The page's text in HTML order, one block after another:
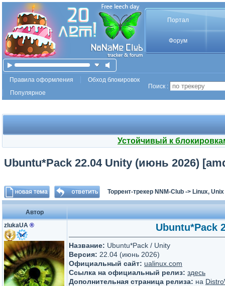
Портал
Форум
Правила оформления
Обход блокировок
Популярное
Поиск :
Устойчивый к
Ubuntu*Pack 22.04 Unity (июнь 2026)
Торрент-трекер NNM-Club -> Linux,
Автор
zlukaUA ® Ubuntu*Pack
Название: Ubuntu*Pack / Unity
Версия: 22.04 (июнь 2026)
Официальный сайт: ualinux.com
Ссылка на официальный релиз: здесь
Дополнительная страница релиза: на